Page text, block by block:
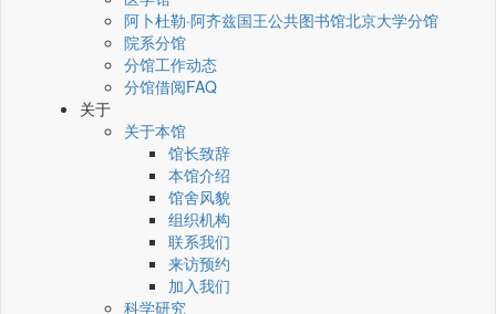
阿卜杜勒·阿齐兹国王公共图书馆北京大学分馆
院系分馆
分馆工作动态
分馆借阅FAQ
关于
关于本馆
馆长致辞
本馆介绍
馆舍风貌
组织机构
联系我们
来访预约
加入我们
科学研究